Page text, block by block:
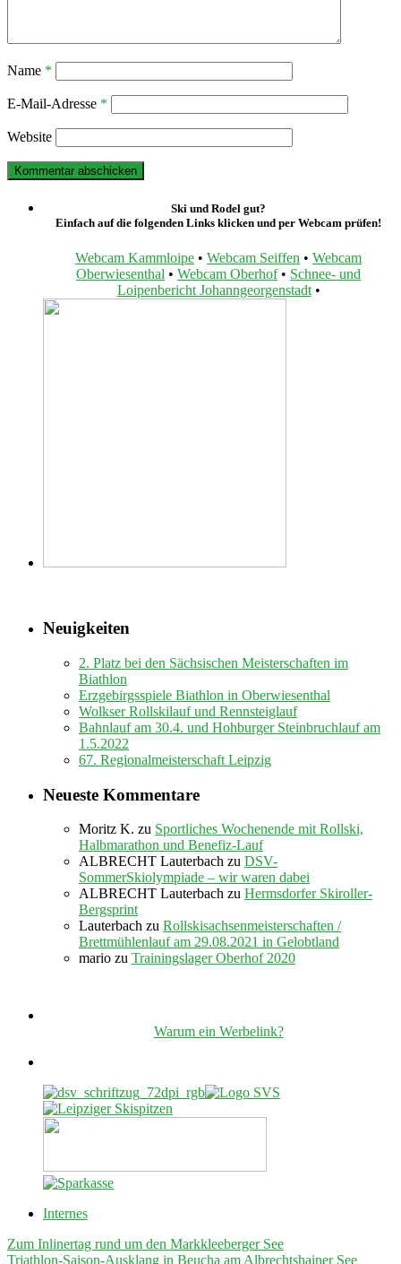
Name *
E-Mail-Adresse *
Website
Ski und Rodel gut?
Einfach auf die folgenden Links klicken und per Webcam prüfen!
Webcam Kammloipe • Webcam Seiffen • Webcam
Oberwiesenthal • Webcam Oberhof• Schnee- und
Loipenbericht Johanngeorgenstadt•
Neuigkeiten
2. Platz bei den Sächsischen Meisterschaften im
Biathlon
Erzgebirgsspiele Biathlon in Oberwiesenthal
Wolkser Rollskilauf und Rennsteiglauf
Bahnlauf am 30.4. und Hohburger Steinbruchlauf am
1.5.2022
67. Regionalmeisterschaft Leipzig
Neueste Kommentare
Moritz K. zu Sportliches Wochenende mit Rollski,
Halbmarathon und Benefiz-Lauf
ALBRECHT Lauterbach zu DSV-
SommerSkiolympiade – wir waren dabei
ALBRECHT Lauterbach zu Hermsdorfer Skiroller-
Bergsprint
Lauterbach zu Rollskisachsenmeisterschaften /
Brettmühlenlauf am 29.08.2021 in Gelobtland
mario zu Trainingslager Oberhof 2020
Warum ein Werbelink?
Internes
Zum Inlinertag rund um den Markkleeberger See
Triathlon-Saison-Ausklang in Beucha am Albrechtshainer See